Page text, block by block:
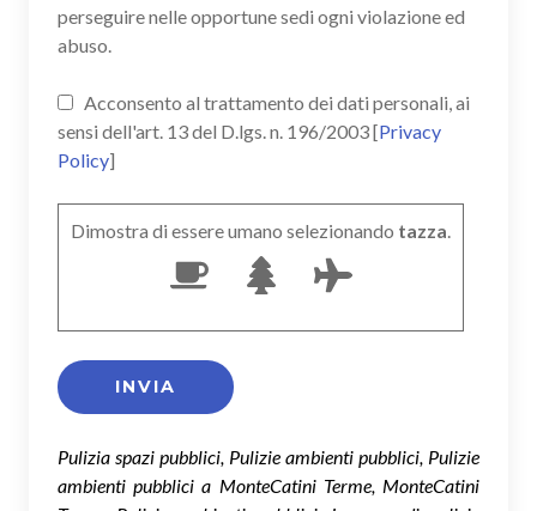
perseguire nelle opportune sedi ogni violazione ed
abuso.
Acconsento al trattamento dei dati personali, ai
sensi dell'art. 13 del D.lgs. n. 196/2003 [Privacy
Policy]
Dimostra di essere umano selezionando tazza.
Pulizia spazi pubblici, Pulizie ambienti pubblici, Pulizie
ambienti pubblici a MonteCatini Terme, MonteCatini